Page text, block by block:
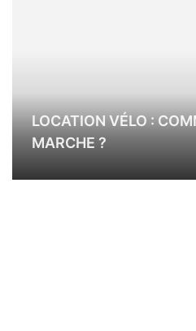
LOCATION VÉLO :
MARCHE ?